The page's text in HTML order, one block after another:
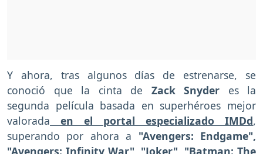
Y ahora, tras algunos días de estrenarse, se
conoció que la cinta de Zack Snyder es la
segunda película basada en superhéroes mejor
valorada en el portal especializado IMDd,
superando por ahora a "Avengers: Endgame",
"Avengers: Infinity War", "Joker", "Batman: The